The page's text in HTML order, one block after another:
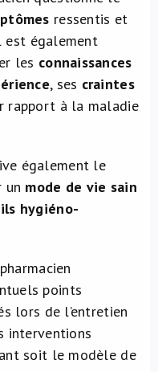
ressentis et
est également
les connaissances
, ses craintes
rapport à la maladie
également le
un mode de vie sain
hygiéno-
points
lors de l’entretien
interventions
soit le modèle de